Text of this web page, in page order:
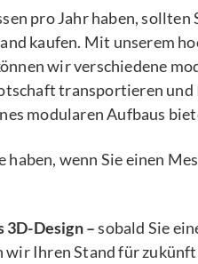
pro Jahr haben, sollten
kaufen. Mit unserem
wir verschiedene
transportieren und
modularen Aufbaus
wenn Sie einen
3D-Design –sobald Sie
wir Ihren Stand für